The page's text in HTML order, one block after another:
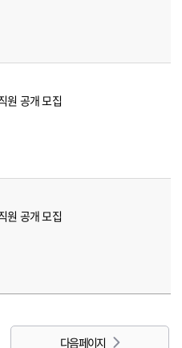
원 공개 모집
원 공개 모집
다음 페이지